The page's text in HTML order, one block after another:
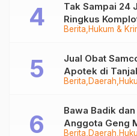
Berita Hukum &
Tak Sampai 24
Ringkus
Tungkal
Berita Daerah
Jual Obat
Apotek di
Berita Daerah
Bawa Badik
Anggota Geng